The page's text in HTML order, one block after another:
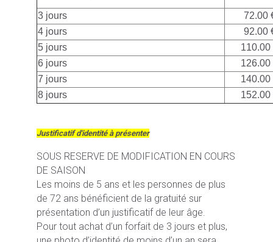
3 jours
72.00
4 jours
92.00
5 jours
110.00
6 jours
126.00
7 jours
140.00
8 jours
152.00
Justificatif d'identité à présenter
SOUS RESERVE DE MODIFICATION EN COURS
DE SAISON
Les moins de 5 ans et les personnes de plus
de 72 ans bénéficient de la gratuité sur
présentation d’un justificatif de leur âge.
Pour tout achat d’un forfait de 3 jours et plus,